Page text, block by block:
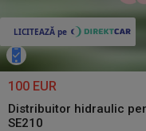
100 EUR
Distribuitor hidraulic
SE210